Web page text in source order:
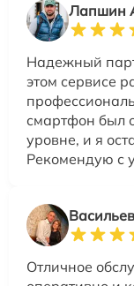
Лапшин
Надежный
этом сервисе
смартфон был
уровне, и я
Рекомендую с
Отличное